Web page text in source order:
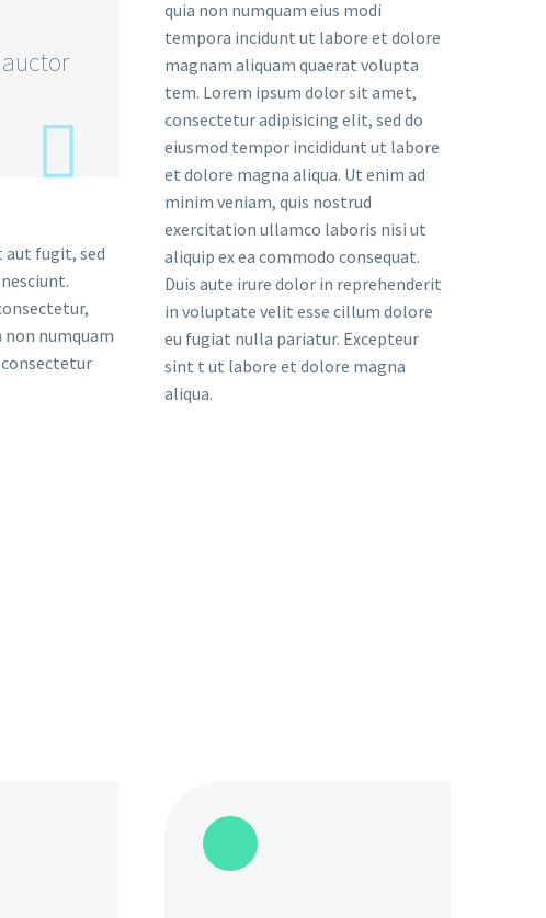
aut fugit, sed
non numquam
quia non numquam eius modi
tempora incidunt ut labore et dolore
magnam aliquam quaerat volupta
tem. Lorem ipsum dolor sit amet,
consectetur adipisicing elit, sed do
eiusmod tempor incididunt ut labore
et dolore magna aliqua. Ut enim ad
minim veniam, quis nostrud
exercitation ullamco laboris nisi ut
aliquip ex ea commodo consequat.
Duis aute irure dolor in reprehenderit
in voluptate velit esse cillum dolore
eu fugiat nulla pariatur. Excepteur
sint t ut labore et dolore magna
aliqua.